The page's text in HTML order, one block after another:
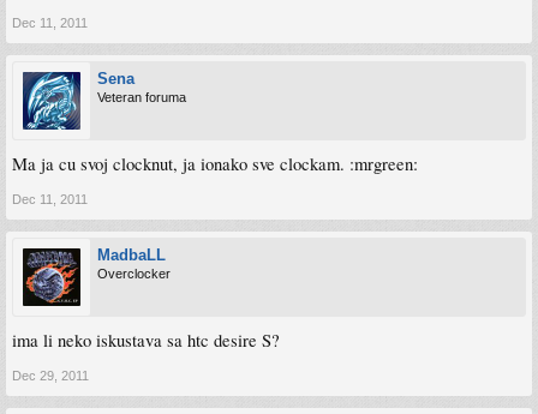
Dec 11, 2011
Sena
Veteran foruma
Ma ja cu svoj clocknut, ja ionako sve clockam. :mrgreen:
Dec 11, 2011
MadbaLL
Overclocker
ima li neko iskustava sa htc desire S?
Dec 29, 2011